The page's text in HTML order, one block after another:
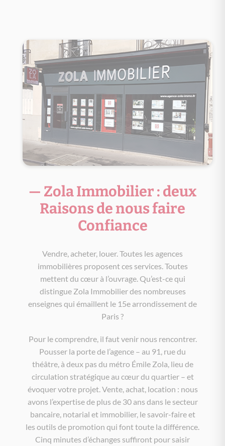
— Zola Immobilier : deux
Raisons de nous faire
Confiance
Vendre, acheter, louer. Toutes les agences
immobilières proposent ces services. Toutes
mettent du cœur à l’ouvrage. Qu’est-ce qui
distingue Zola Immobilier des nombreuses
enseignes qui émaillent le 15e arrondissement de
Paris ?
Pour le comprendre, il faut venir nous rencontrer.
Pousser la porte de l’agence – au 91, rue du
théâtre, à deux pas du métro Émile Zola, lieu de
circulation stratégique au cœur du quartier – et
évoquer votre projet. Vente, achat, location : nous
avons l’expertise de plus de 30 ans dans le secteur
bancaire, notarial et immobilier, le savoir-faire et
les outils de promotion qui font toute la différence.
Cinq minutes d’échanges suffiront pour saisir